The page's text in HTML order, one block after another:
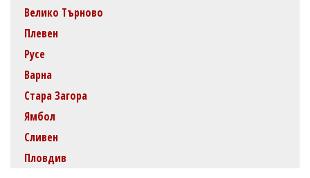
Велико Търново
Плевен
Русе
Варна
Стара Загора
Ямбол
Сливен
Пловдив